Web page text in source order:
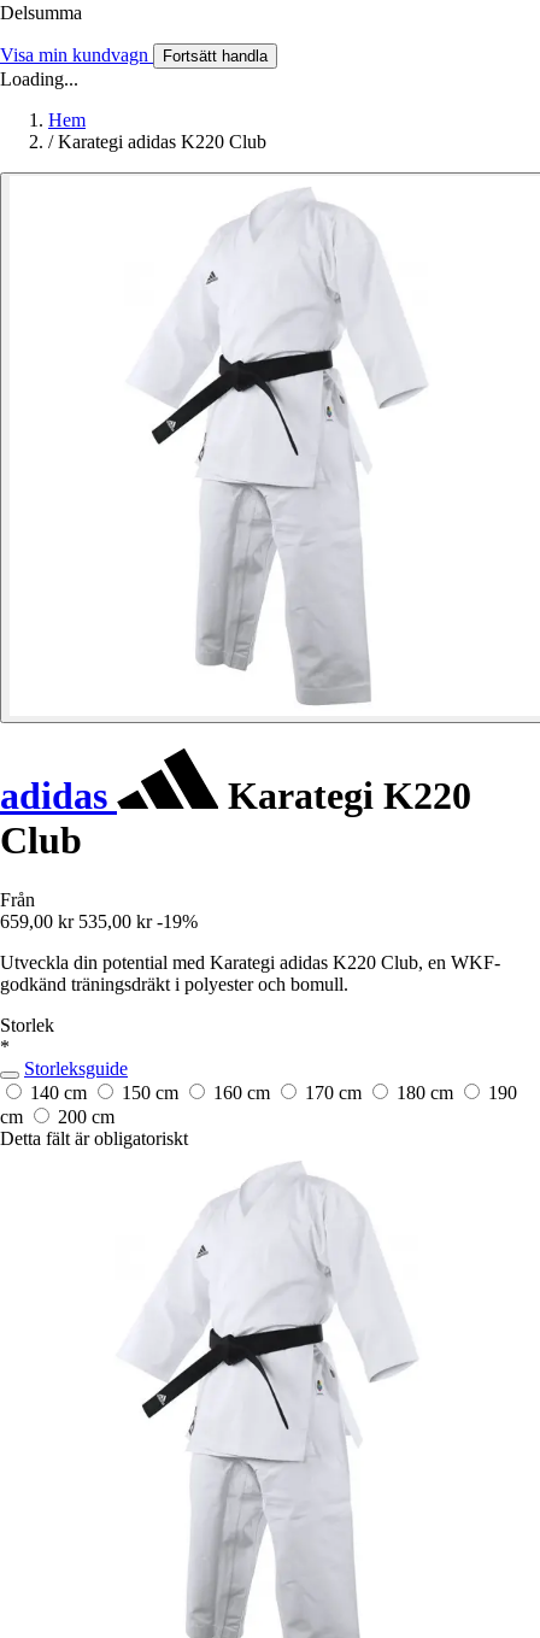
Delsumma
Visa min kundvagn Fortsätt handla
Loading...
Hem
/ Karategi adidas K220 Club
adidas
Karategi K220
Club
Från
659,00 kr 535,00 kr -19%
Utveckla din potential med Karategi adidas K220 Club, en WKF-
godkänd träningsdräkt i polyester och bomull.
Storlek
*
Storleksguide
140 cm
150 cm 160 cm 170 cm 180 cm
190
cm
200 cm
Detta fält är obligatoriskt